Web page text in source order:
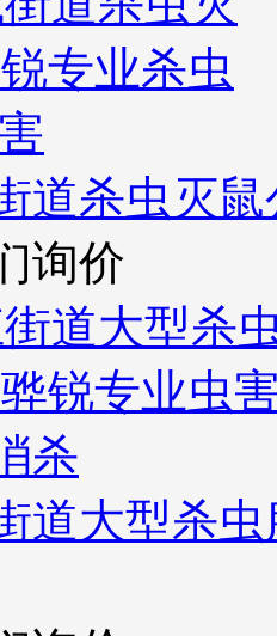
道杀虫灭
询价
道大型杀